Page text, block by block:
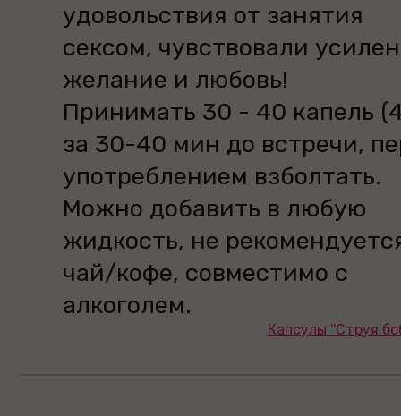
удовольствия от занятия
сексом, чувствовали
желание и любовь!
Принимать 30 - 40 капель
за 30-40 мин до встречи,
употреблением взболтать.
Можно добавить в любую
жидкость, не
чай/кофе, совместимо с
алкоголем.
Капсулы ''Струя